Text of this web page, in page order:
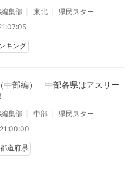
集部 東北
県民スター
キング
中部編） 中部各県はアスリー
集部 中部
県民スター
道府県